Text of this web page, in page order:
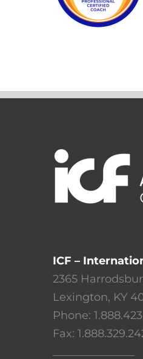
ICF –
2365
Lexington, KY
Phone:
Fax: